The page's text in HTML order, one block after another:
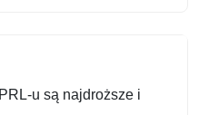
u są najdroższe i